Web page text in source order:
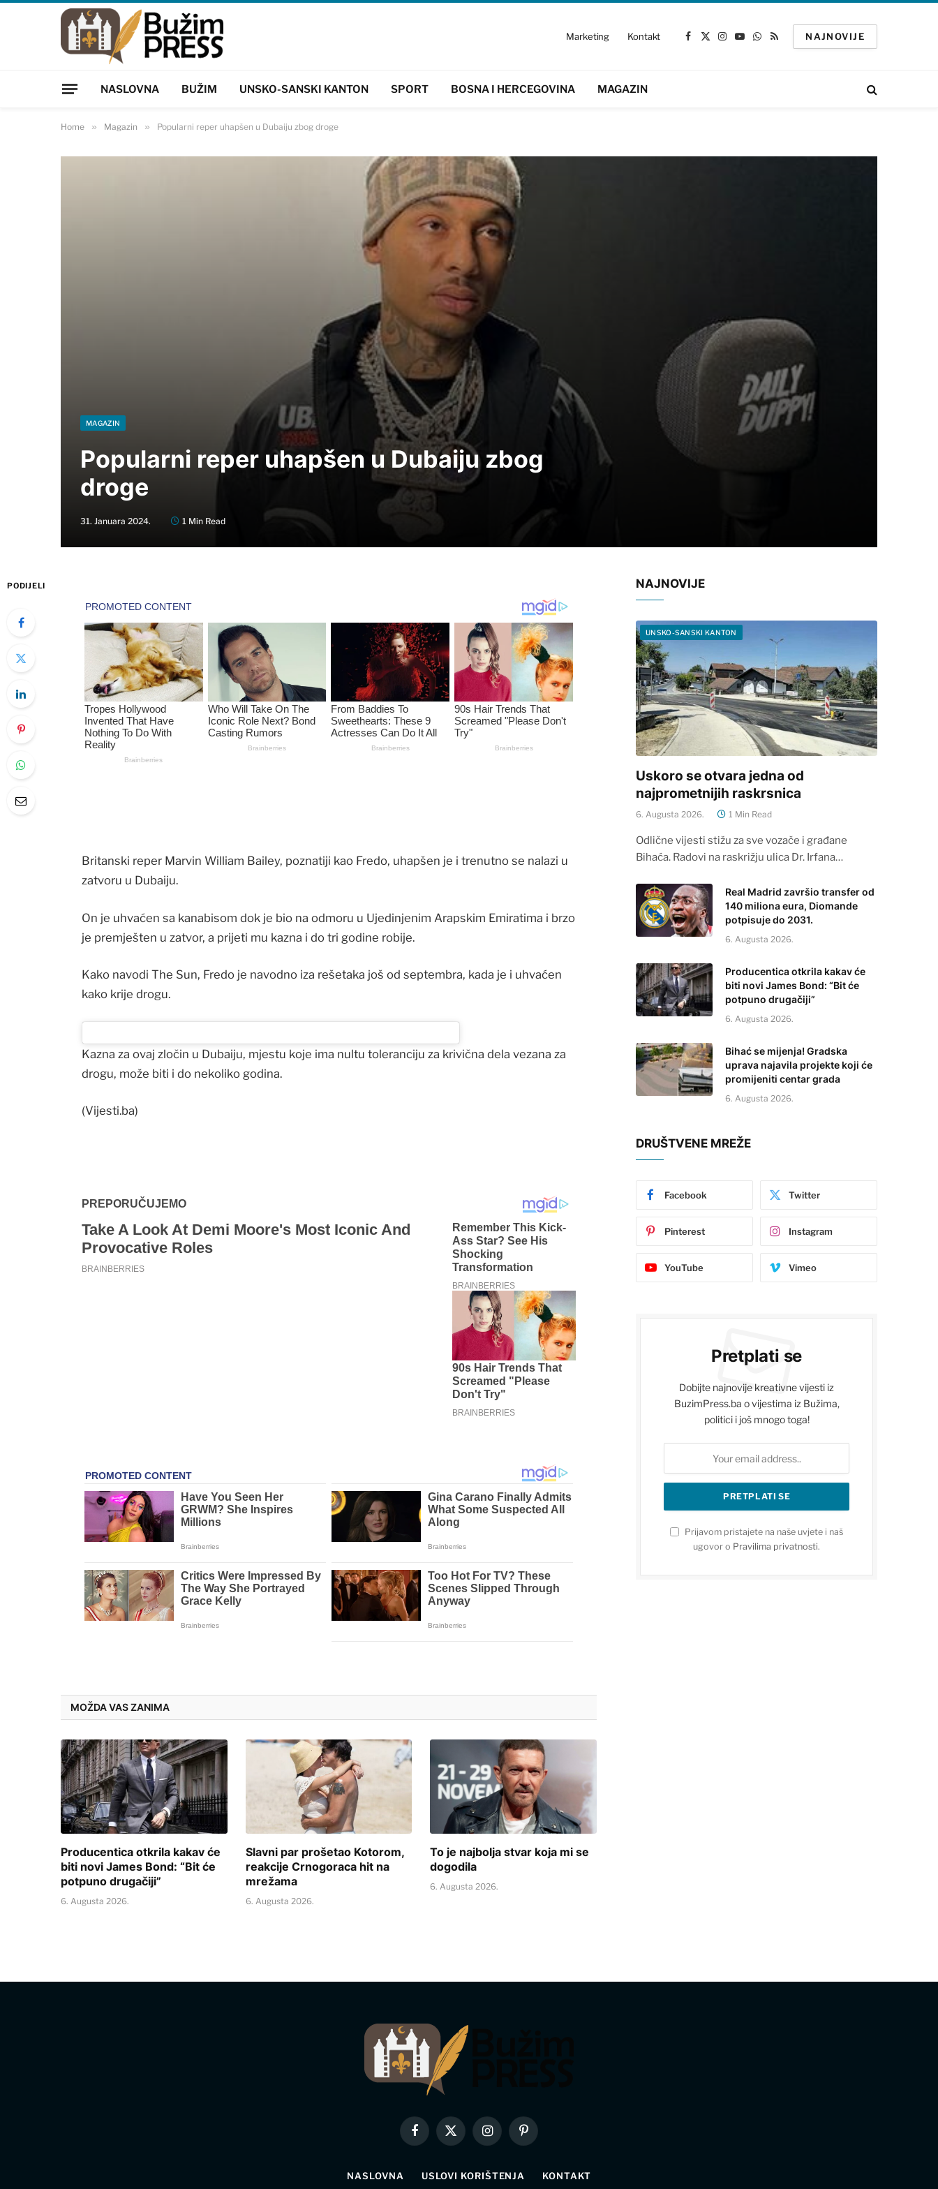
Marketing Kontakt
Facebook
X
Instagram
YouTube
WhatsApp
RSS
NAJNOVIJE
NASLOVNA BUŽIM UNSKO-SANSKI KANTON SPORT BOSNA I HERCEGOVINA MAGAZIN
Home » Magazin » Popularni reper uhapšen u Dubaiju zbog droge
MAGAZIN
Popularni reper uhapšen u Dubaiju zbog
droge
31. Januara 2024. 1 Min Read
PODIJELI
Britanski reper Marvin William Bailey, poznatiji kao Fredo, uhapšen je i trenutno se nalazi u
zatvoru u Dubaiju.
On je uhvaćen sa kanabisom dok je bio na odmoru u Ujedinjenim Arapskim Emiratima i brzo
je premješten u zatvor, a prijeti mu kazna i do tri godine robije.
Kako navodi The Sun, Fredo je navodno iza rešetaka još od septembra, kada je i uhvaćen
kako krije drogu.
Kazna za ovaj zločin u Dubaiju, mjestu koje ima nultu toleranciju za krivična dela vezana za
drogu, može biti i do nekoliko godina.
(Vijesti.ba)
MOŽDA VAS ZANIMA
Producentica otkrila kakav će
biti novi James Bond: “Bit će
potpuno drugačiji”
6. Augusta 2026.
Slavni par prošetao Kotorom,
reakcije Crnogoraca hit na
mrežama
6. Augusta 2026.
To je najbolja stvar koja mi se
dogodila
6. Augusta 2026.
NAJNOVIJE
UNSKO-SANSKI KANTON
Uskoro se otvara jedna od
najprometnijih raskrsnica
6. Augusta 2026. 1 Min Read
Odlične vijesti stižu za sve vozače i građane
Bihaća. Radovi na raskrižju ulica Dr. Irfana…
Real Madrid završio transfer od
140 miliona eura, Diomande
potpisuje do 2031.
6. Augusta 2026.
Producentica otkrila kakav će
biti novi James Bond: “Bit će
potpuno drugačiji”
6. Augusta 2026.
Bihać se mijenja! Gradska
uprava najavila projekte koji će
promijeniti centar grada
6. Augusta 2026.
DRUŠTVENE MREŽE
Facebook Twitter
Pinterest Instagram
YouTube Vimeo
Pretplati se
Dobijte najnovije kreativne vijesti iz
BuzimPress.ba o vijestima iz Bužima,
politici i još mnogo toga!
Prijavom pristajete na naše uvjete i naš
ugovor o Pravilima privatnosti.
Facebook
X
(Twitter)
InstagramPinterest
NASLOVNA USLOVI KORIŠTENJA KONTAKT